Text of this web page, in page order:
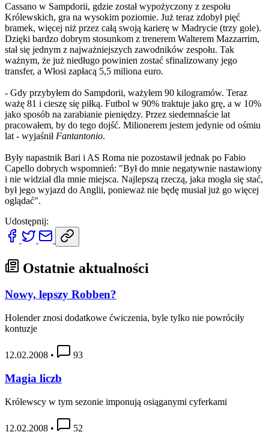
Cassano w Sampdorii, gdzie został wypożyczony z zespołu
Królewskich, gra na wysokim poziomie. Już teraz zdobył pięć
bramek, więcej niż przez całą swoją karierę w Madrycie (trzy gole).
Dzięki bardzo dobrym stosunkom z trenerem Walterem Mazzarrim,
stał się jednym z najważniejszych zawodników zespołu. Tak
ważnym, że już niedługo powinien zostać sfinalizowany jego
transfer, a Włosi zapłacą 5,5 miliona euro.
- Gdy przybyłem do Sampdorii, ważyłem 90 kilogramów. Teraz
ważę 81 i cieszę się piłką. Futbol w 90% traktuje jako grę, a w 10%
jako sposób na zarabianie pieniędzy. Przez siedemnaście lat
pracowałem, by do tego dojść. Milionerem jestem jedynie od ośmiu
lat - wyjaśnił Fantantonio.
Były napastnik Bari i AS Roma nie pozostawił jednak po Fabio
Capello dobrych wspomnień: "Był do mnie negatywnie nastawiony
i nie widział dla mnie miejsca. Najlepszą rzeczą, jaka mogła się stać,
był jego wyjazd do Anglii, ponieważ nie będę musiał już go więcej
oglądać".
Udostępnij:
Ostatnie aktualności
Nowy, lepszy Robben?
Holender znosi dodatkowe ćwiczenia, byle tylko nie powróciły
kontuzje
12.02.2008 • 93
Magia liczb
Królewscy w tym sezonie imponują osiąganymi cyferkami
12.02.2008 • 52